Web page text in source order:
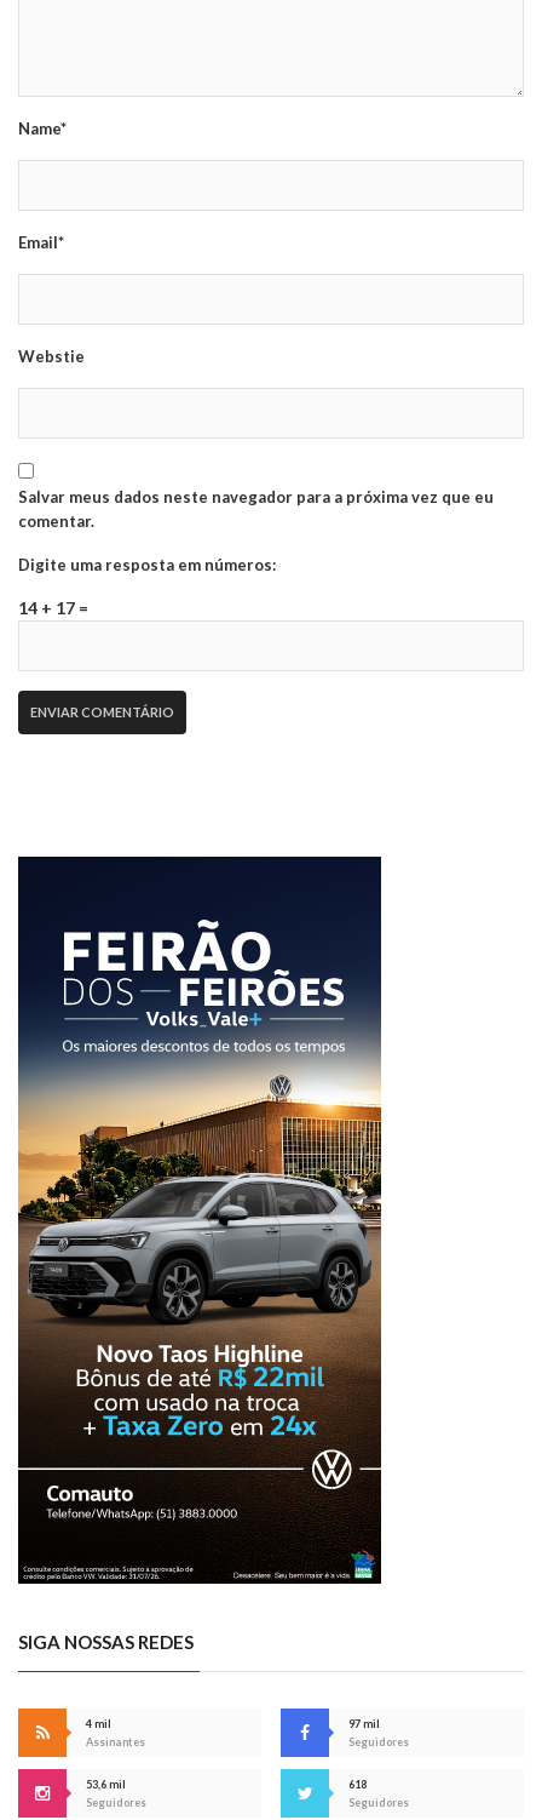
Name*
Email*
Webstie
Salvar meus dados neste navegador para a próxima vez que eu
comentar.
Digite uma resposta em números:
14 + 17 =
SIGA NOSSAS REDES
4 mil
Assinantes
97 mil
Seguidores
53,6 mil
Seguidores
618
Seguidores